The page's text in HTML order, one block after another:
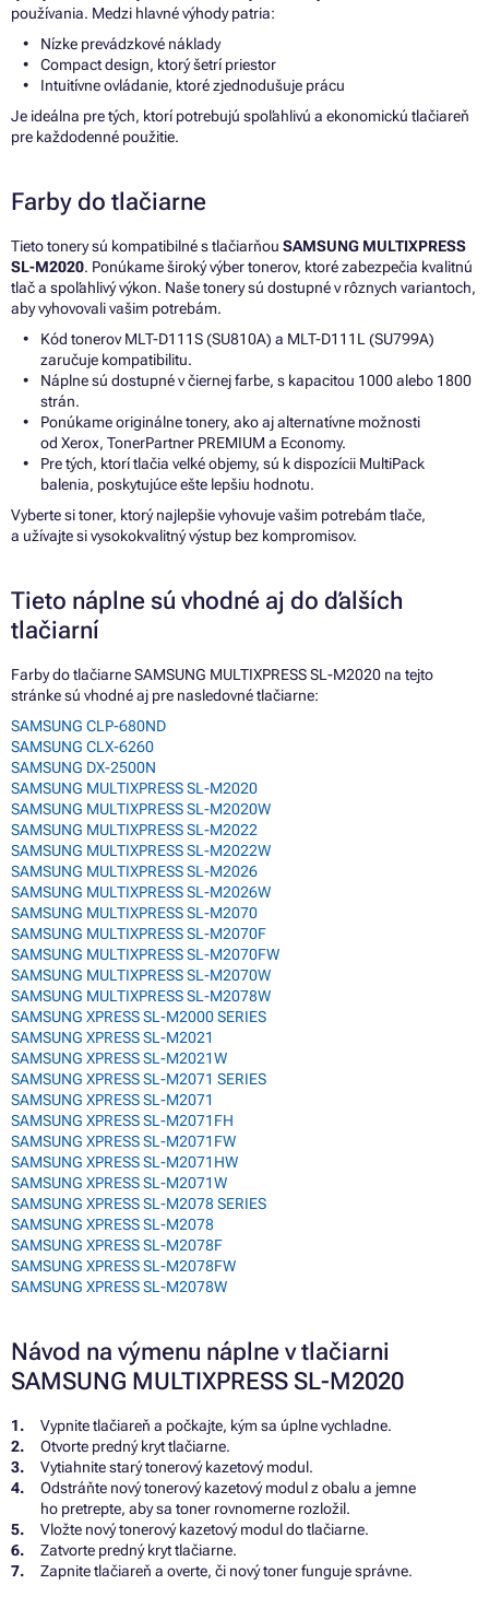
používania. Medzi hlavné výhody patria:
Nízke prevádzkové náklady
Compact design, ktorý šetrí priestor
Intuitívne ovládanie, ktoré zjednodušuje prácu
Je ideálna pre tých, ktorí potrebujú spoľahlivú a ekonomickú tlačiareň
pre každodenné použitie.
Farby do tlačiarne
Tieto tonery sú kompatibilné s tlačiarňou SAMSUNG MULTIXPRESS
SL-M2020. Ponúkame široký výber tonerov, ktoré zabezpečia kvalitnú
tlač a spoľahlivý výkon. Naše tonery sú dostupné v rôznych variantoch,
aby vyhovovali vašim potrebám.
Kód tonerov MLT-D111S (SU810A) a MLT-D111L (SU799A)
zaručuje kompatibilitu.
Náplne sú dostupné v čiernej farbe, s kapacitou 1000 alebo 1800
strán.
Ponúkame originálne tonery, ako aj alternatívne možnosti
od Xerox, TonerPartner PREMIUM a Economy.
Pre tých, ktorí tlačia veľké objemy, sú k dispozícii MultiPack
balenia, poskytujúce ešte lepšiu hodnotu.
Vyberte si toner, ktorý najlepšie vyhovuje vašim potrebám tlače,
a užívajte si vysokokvalitný výstup bez kompromisov.
Tieto náplne sú vhodné aj do ďalších
tlačiarní
Farby do tlačiarne SAMSUNG MULTIXPRESS SL-M2020 na tejto
stránke sú vhodné aj pre nasledovné tlačiarne:
SAMSUNG CLP-680ND
SAMSUNG CLX-6260
SAMSUNG DX-2500N
SAMSUNG MULTIXPRESS SL-M2020
SAMSUNG MULTIXPRESS SL-M2020W
SAMSUNG MULTIXPRESS SL-M2022
SAMSUNG MULTIXPRESS SL-M2022W
SAMSUNG MULTIXPRESS SL-M2026
SAMSUNG MULTIXPRESS SL-M2026W
SAMSUNG MULTIXPRESS SL-M2070
SAMSUNG MULTIXPRESS SL-M2070F
SAMSUNG MULTIXPRESS SL-M2070FW
SAMSUNG MULTIXPRESS SL-M2070W
SAMSUNG MULTIXPRESS SL-M2078W
SAMSUNG XPRESS SL-M2000 SERIES
SAMSUNG XPRESS SL-M2021
SAMSUNG XPRESS SL-M2021W
SAMSUNG XPRESS SL-M2071 SERIES
SAMSUNG XPRESS SL-M2071
SAMSUNG XPRESS SL-M2071FH
SAMSUNG XPRESS SL-M2071FW
SAMSUNG XPRESS SL-M2071HW
SAMSUNG XPRESS SL-M2071W
SAMSUNG XPRESS SL-M2078 SERIES
SAMSUNG XPRESS SL-M2078
SAMSUNG XPRESS SL-M2078F
SAMSUNG XPRESS SL-M2078FW
SAMSUNG XPRESS SL-M2078W
Návod na výmenu náplne v tlačiarni
SAMSUNG MULTIXPRESS SL-M2020
Vypnite tlačiareň a počkajte, kým sa úplne vychladne.
Otvorte predný kryt tlačiarne.
Vytiahnite starý tonerový kazetový modul.
Odstráňte nový tonerový kazetový modul z obalu a jemne
ho pretrepte, aby sa toner rovnomerne rozložil.
Vložte nový tonerový kazetový modul do tlačiarne.
Zatvorte predný kryt tlačiarne.
Zapnite tlačiareň a overte, či nový toner funguje správne.